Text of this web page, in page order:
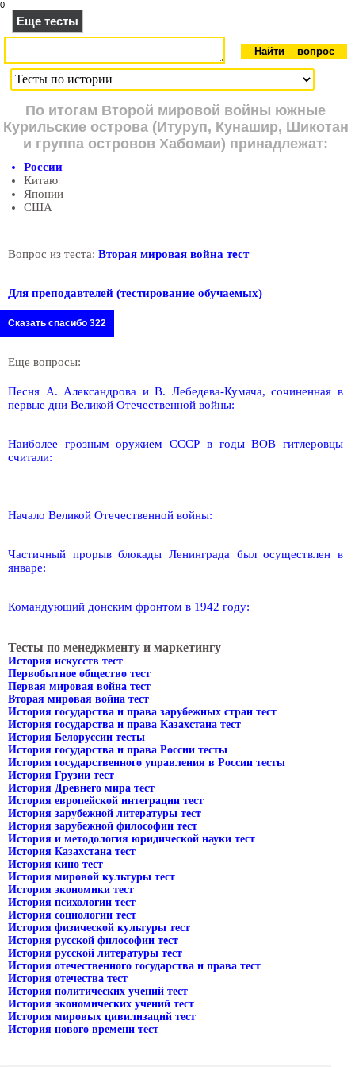
0
Еще тесты
По итогам Второй мировой войны южные
Курильские острова (Итуруп, Кунашир, Шикотан
и группа островов Хабомаи) принадлежат:
России
Китаю
Японии
США
Вопрос из теста: Вторая мировая война тест
Для преподавтелей (тестирование обучаемых)
Сказать спасибо 322
Еще вопросы:
Песня А. Александрова и В. Лебедева-Кумача, сочиненная в
первые дни Великой Отечественной войны:
Наиболее грозным оружием СССР в годы ВОВ гитлеровцы
считали:
Начало Великой Отечественной войны:
Частичный прорыв блокады Ленинграда был осуществлен в
январе:
Командующий донским фронтом в 1942 году:
Тесты по менеджменту и маркетингу
История искусств тест
Первобытное общество тест
Первая мировая война тест
Вторая мировая война тест
История государства и права зарубежных стран тест
История государства и права Казахстана тест
История Белоруссии тесты
История государства и права России тесты
История государственного управления в России тесты
История Грузии тест
История Древнего мира тест
История европейской интеграции тест
История зарубежной литературы тест
История зарубежной философии тест
История и методология юридической науки тест
История Казахстана тест
История кино тест
История мировой культуры тест
История экономики тест
История психологии тест
История социологии тест
История физической культуры тест
История русской философии тест
История русской литературы тест
История отечественного государства и права тест
История отечества тест
История политических учений тест
История экономических учений тест
История мировых цивилизаций тест
История нового времени тест